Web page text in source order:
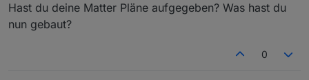
Hast du deine Matter Pläne aufgegeben? Was hast du
nun gebaut?
0